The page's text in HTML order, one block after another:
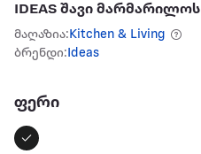
IDEAS შავი
მაღაზია: Kitchen & Living
ბრენდი: Ideas
ფერი